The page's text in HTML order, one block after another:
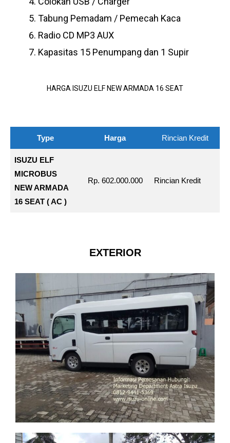
Tabung Pemadam / Pemecah Kaca
Radio CD MP3 AUX
Kapasitas 15 Penumpang dan 1 Supir
HARGA ISUZU ELF NEW ARMADA 16 SEAT
Type Harga Rincian Kredit
ISUZU ELF
MICROBUS
NEW ARMADA
16 SEAT ( AC )
Rp. 602.000.000 Rincian Kredit
EXTERIOR